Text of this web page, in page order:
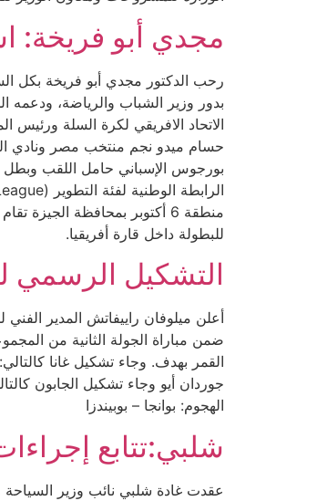
مجدي أبو فريخة:
رحب الدكتور مجدي أبو فريخة بكل
بدور وزير الشباب والرياضة، ودعمه
الاتحاد الافريقي لكرة السلة ورئيس
للبطولة داخل قارة أفريقيا.
التشكيل الرسمي
أعلن ميلوفان راييفاتش المدير
ضمن مباراة الجولة الثانية من
القمر بهدف. وجاء تشكيل غانا
جوردان أيو وجاء تشكيل الجابون
الهجوم: بوانجا – بوبيندزا
شلبي:تتابع
عقدت غادة شلبي نائب وزير السياحة